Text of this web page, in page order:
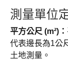
測量單位
平方公尺 (m²)：
代表邊長為1公
土地測量。